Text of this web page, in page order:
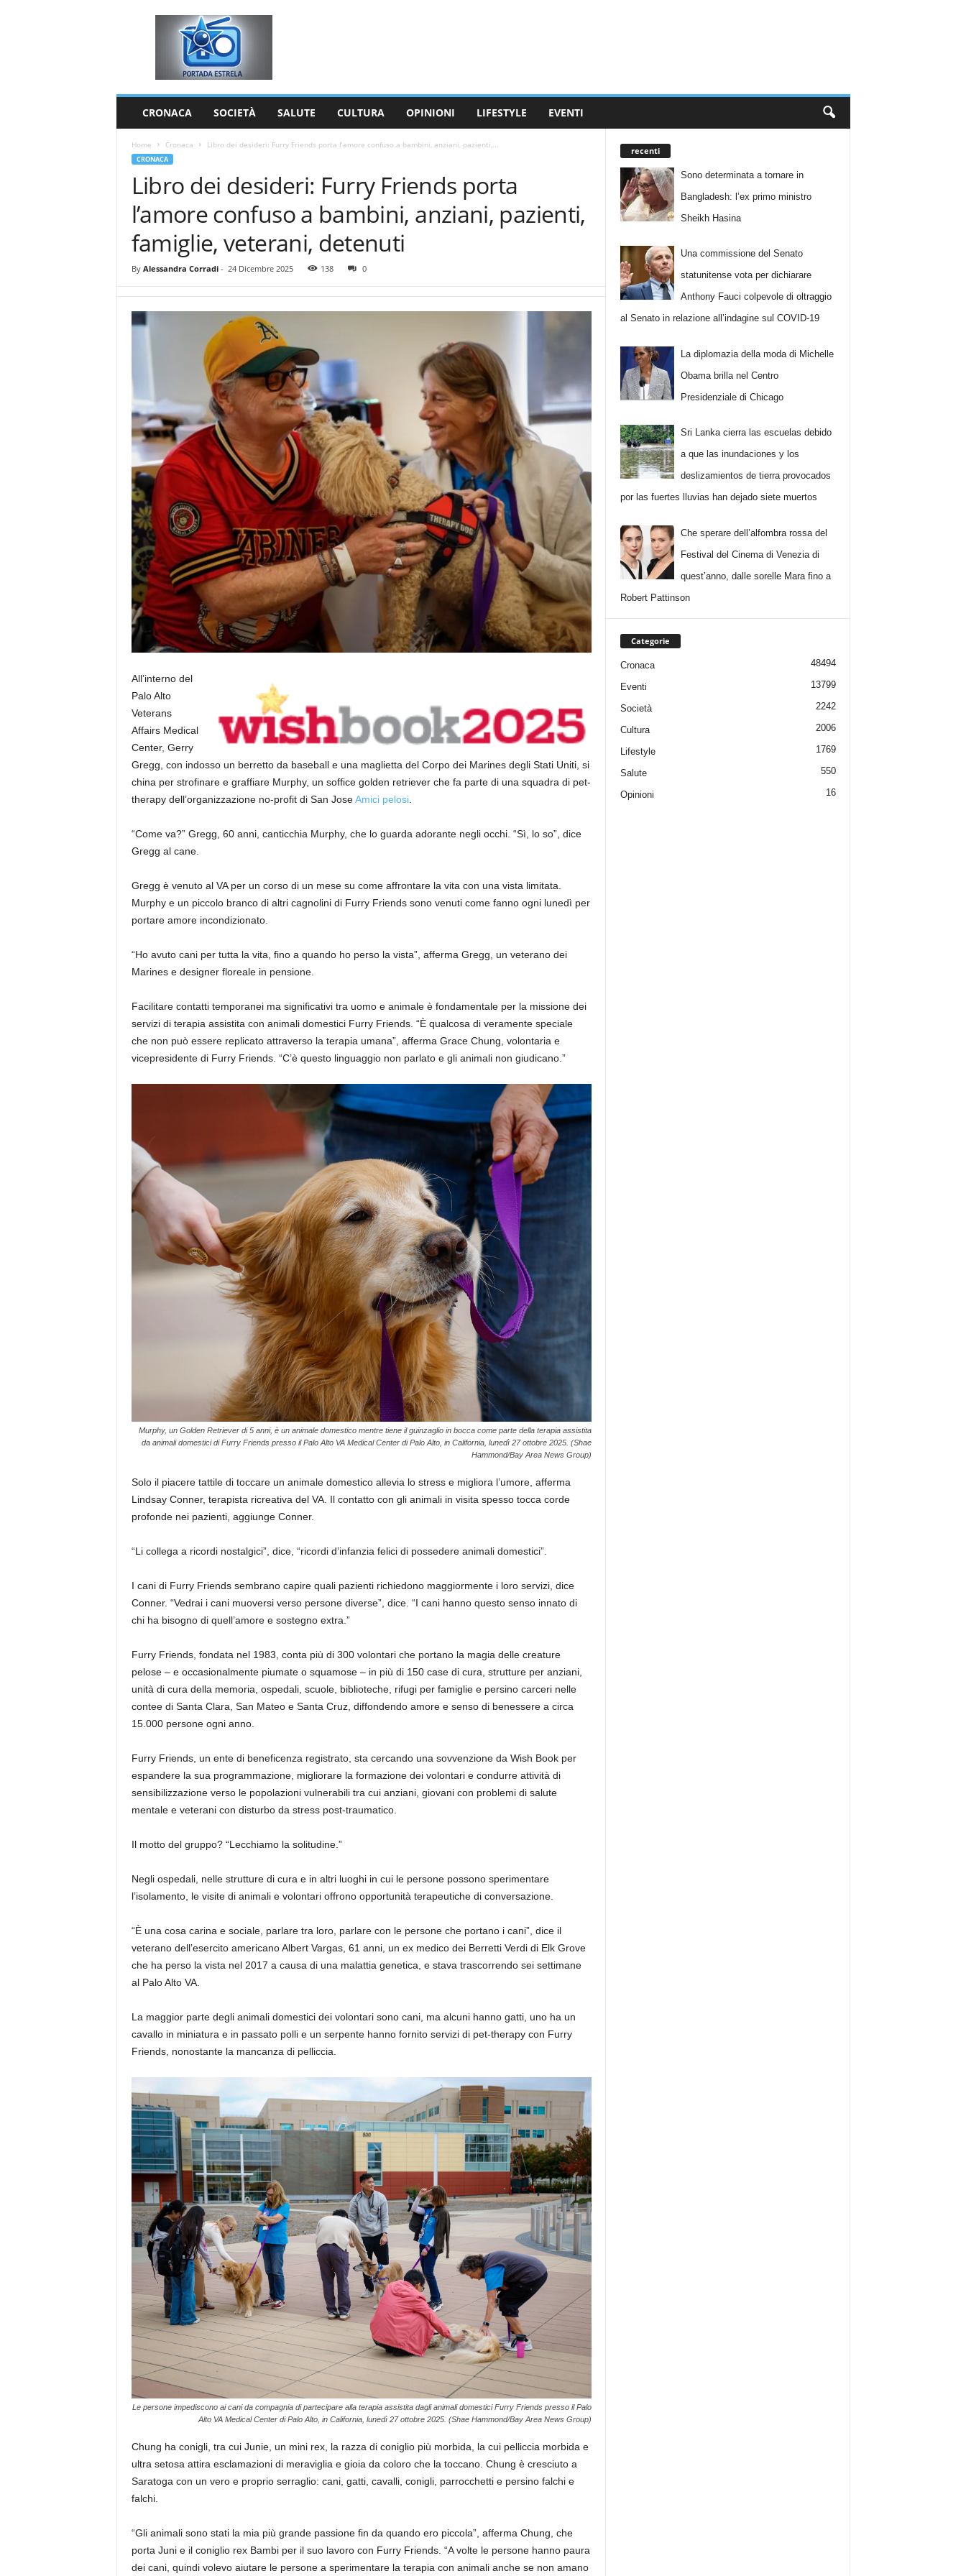
CRONACA SOCIETÀ SALUTE CULTURA OPINIONI LIFESTYLE EVENTI
Home Cronaca Libro dei desideri: Furry Friends porta l’amore confuso a bambini, anziani, pazienti,...
CRONACA
Libro dei desideri: Furry Friends porta
l’amore confuso a bambini, anziani, pazienti,
famiglie, veterani, detenuti
By Alessandra Corradi- 24 Dicembre 2025 138 0
All’interno del
Palo Alto
Veterans
Affairs Medical
Center, Gerry
Gregg, con indosso un berretto da baseball e una maglietta del Corpo dei Marines degli Stati Uniti, si
china per strofinare e graffiare Murphy, un soffice golden retriever che fa parte di una squadra di pet-
therapy dell’organizzazione no-profit di San JoseAmici pelosi.
“Come va?” Gregg, 60 anni, canticchia Murphy, che lo guarda adorante negli occhi. “Sì, lo so”, dice
Gregg al cane.
Gregg è venuto al VA per un corso di un mese su come affrontare la vita con una vista limitata.
Murphy e un piccolo branco di altri cagnolini di Furry Friends sono venuti come fanno ogni lunedì per
portare amore incondizionato.
“Ho avuto cani per tutta la vita, fino a quando ho perso la vista”, afferma Gregg, un veterano dei
Marines e designer floreale in pensione.
Facilitare contatti temporanei ma significativi tra uomo e animale è fondamentale per la missione dei
servizi di terapia assistita con animali domestici Furry Friends. “È qualcosa di veramente speciale
che non può essere replicato attraverso la terapia umana”, afferma Grace Chung, volontaria e
vicepresidente di Furry Friends. “C’è questo linguaggio non parlato e gli animali non giudicano.”
Murphy, un Golden Retriever di 5 anni, è un animale domestico mentre tiene il guinzaglio in bocca come parte della terapia assistita
da animali domestici di Furry Friends presso il Palo Alto VA Medical Center di Palo Alto, in California, lunedì 27 ottobre 2025. (Shae
Hammond/Bay Area News Group)
Solo il piacere tattile di toccare un animale domestico allevia lo stress e migliora l’umore, afferma
Lindsay Conner, terapista ricreativa del VA. Il contatto con gli animali in visita spesso tocca corde
profonde nei pazienti, aggiunge Conner.
“Li collega a ricordi nostalgici”, dice, “ricordi d’infanzia felici di possedere animali domestici”.
I cani di Furry Friends sembrano capire quali pazienti richiedono maggiormente i loro servizi, dice
Conner. “Vedrai i cani muoversi verso persone diverse”, dice. “I cani hanno questo senso innato di
chi ha bisogno di quell’amore e sostegno extra.”
Furry Friends, fondata nel 1983, conta più di 300 volontari che portano la magia delle creature
pelose – e occasionalmente piumate o squamose – in più di 150 case di cura, strutture per anziani,
unità di cura della memoria, ospedali, scuole, biblioteche, rifugi per famiglie e persino carceri nelle
contee di Santa Clara, San Mateo e Santa Cruz, diffondendo amore e senso di benessere a circa
15.000 persone ogni anno.
Furry Friends, un ente di beneficenza registrato, sta cercando una sovvenzione da Wish Book per
espandere la sua programmazione, migliorare la formazione dei volontari e condurre attività di
sensibilizzazione verso le popolazioni vulnerabili tra cui anziani, giovani con problemi di salute
mentale e veterani con disturbo da stress post-traumatico.
Il motto del gruppo? “Lecchiamo la solitudine.”
Negli ospedali, nelle strutture di cura e in altri luoghi in cui le persone possono sperimentare
l’isolamento, le visite di animali e volontari offrono opportunità terapeutiche di conversazione.
“È una cosa carina e sociale, parlare tra loro, parlare con le persone che portano i cani”, dice il
veterano dell’esercito americano Albert Vargas, 61 anni, un ex medico dei Berretti Verdi di Elk Grove
che ha perso la vista nel 2017 a causa di una malattia genetica, e stava trascorrendo sei settimane
al Palo Alto VA.
La maggior parte degli animali domestici dei volontari sono cani, ma alcuni hanno gatti, uno ha un
cavallo in miniatura e in passato polli e un serpente hanno fornito servizi di pet-therapy con Furry
Friends, nonostante la mancanza di pelliccia.
Le persone impediscono ai cani da compagnia di partecipare alla terapia assistita dagli animali domestici Furry Friends presso il Palo
Alto VA Medical Center di Palo Alto, in California, lunedì 27 ottobre 2025. (Shae Hammond/Bay Area News Group)
Chung ha conigli, tra cui Junie, un mini rex, la razza di coniglio più morbida, la cui pelliccia morbida e
ultra setosa attira esclamazioni di meraviglia e gioia da coloro che la toccano. Chung è cresciuto a
Saratoga con un vero e proprio serraglio: cani, gatti, cavalli, conigli, parrocchetti e persino falchi e
falchi.
“Gli animali sono stati la mia più grande passione fin da quando ero piccola”, afferma Chung, che
porta Juni e il coniglio rex Bambi per il suo lavoro con Furry Friends. “A volte le persone hanno paura
dei cani, quindi volevo aiutare le persone a sperimentare la terapia con animali anche se non amano
recenti
Sono determinata a tornare in
Bangladesh: l’ex primo ministro
Sheikh Hasina
Una commissione del Senato
statunitense vota per dichiarare
Anthony Fauci colpevole di oltraggio
al Senato in relazione all’indagine sul COVID-19
La diplomazia della moda di Michelle
Obama brilla nel Centro
Presidenziale di Chicago
Sri Lanka cierra las escuelas debido
a que las inundaciones y los
deslizamientos de tierra provocados
por las fuertes lluvias han dejado siete muertos
Che sperare dell’alfombra rossa del
Festival del Cinema di Venezia di
quest’anno, dalle sorelle Mara fino a
Robert Pattinson
Categorie
Cronaca 48494
Eventi 13799
Società 2242
Cultura 2006
Lifestyle 1769
Salute 550
Opinioni 16